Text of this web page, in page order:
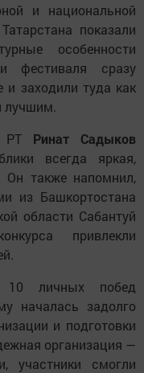
и национальной
показали
особенности
фестиваля сразу
заходили туда как
лучшим.
РТ Ринат Садыков
всегда яркая,
Он также напомнил,
из Башкортостана
области Сабантуй
привлекли
10 личных побед
началась задолго
и подготовки
организация —
участники смогли